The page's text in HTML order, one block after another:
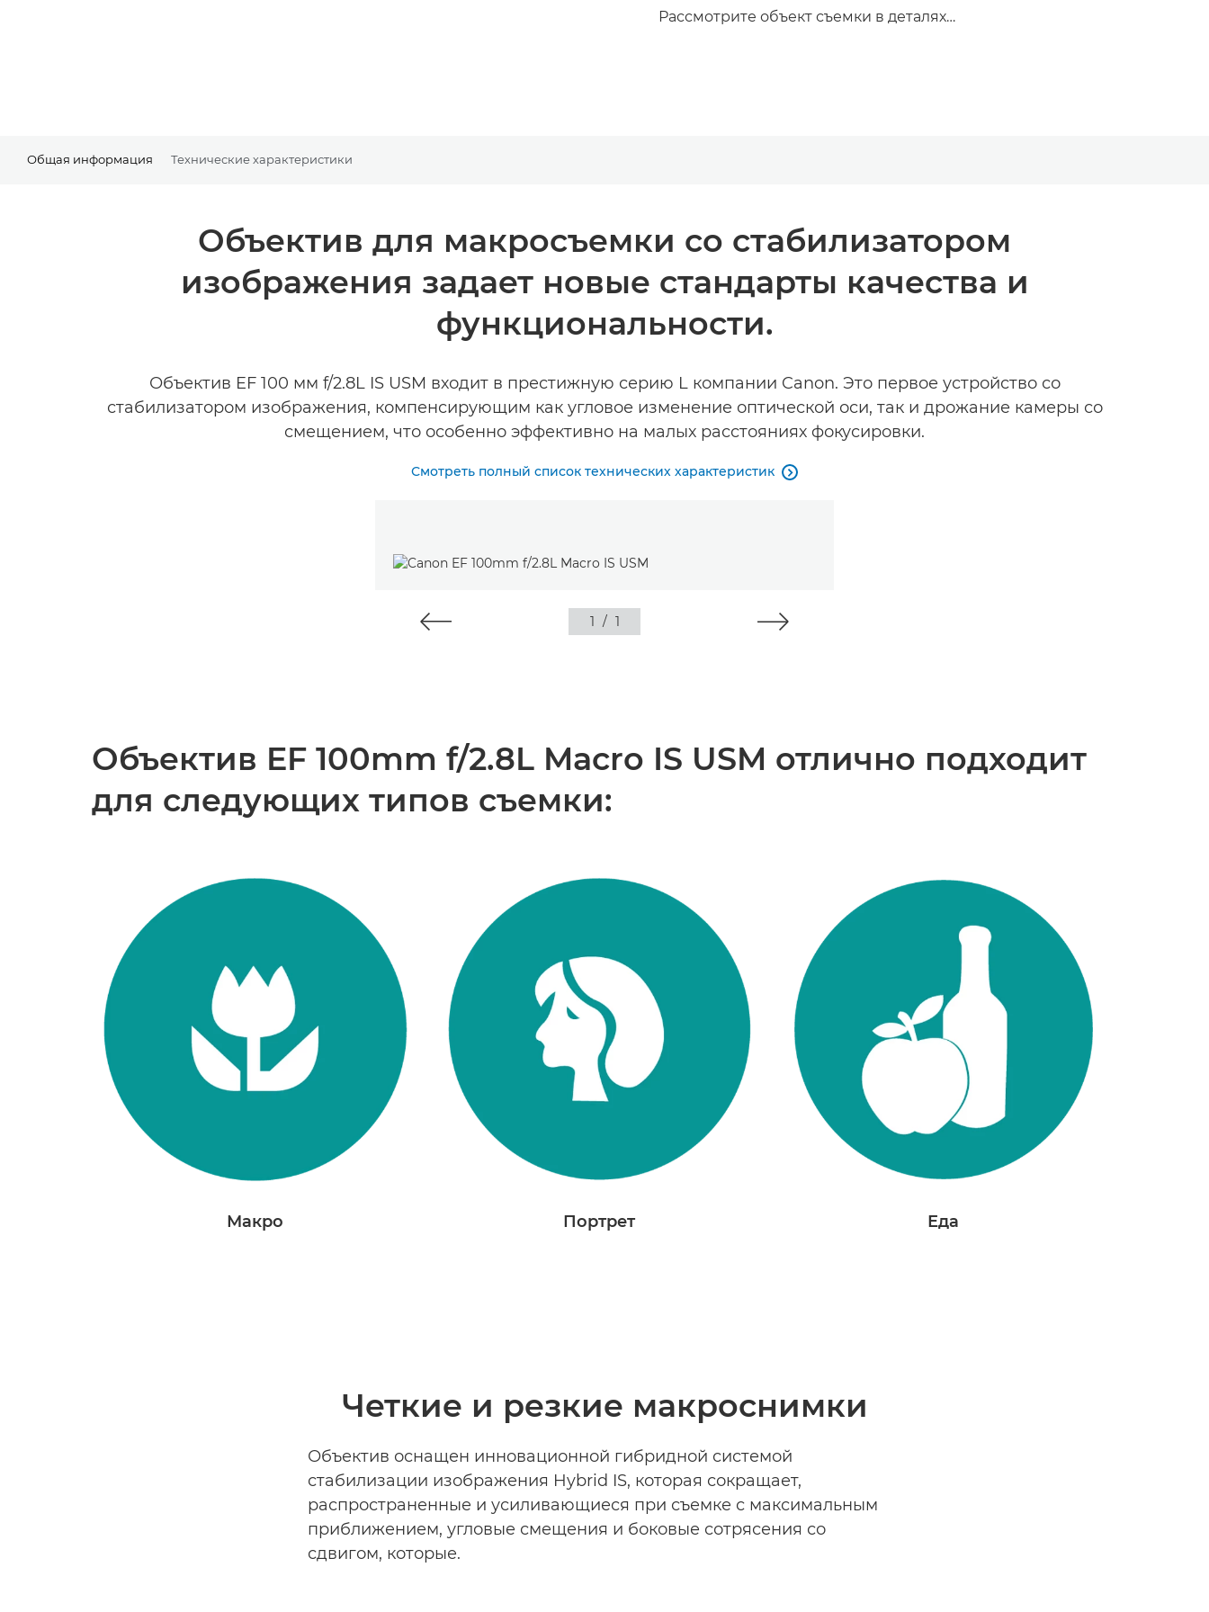
Рассмотрите объект съемки в деталях…
Общая информация Технические характеристики
Объектив для макросъемки со стабилизатором
изображения задает новые стандарты качества и
функциональности.
Объектив EF 100 мм f/2.8L IS USM входит в престижную серию L компании Canon. Это первое устройство со
стабилизатором изображения, компенсирующим как угловое изменение оптической оси, так и дрожание камеры со
смещением, что особенно эффективно на малых расстояниях фокусировки.
Смотреть полный список технических характеристик 
1 / 1
Объектив EF 100mm f/2.8L Macro IS USM отлично подходит
для следующих типов съемки:
Макро Портрет Еда
Четкие и резкие макроснимки
Объектив оснащен инновационной гибридной системой
стабилизации изображения Hybrid IS, которая сокращает,
распространенные и усиливающиеся при съемке с максимальным
приближением, угловые смещения и боковые сотрясения со
сдвигом, которые.